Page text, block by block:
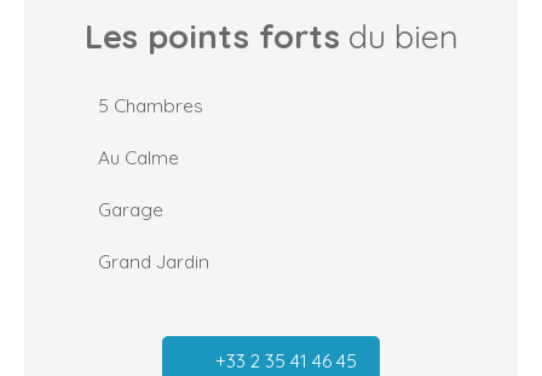
Les points forts du bien
5 Chambres
Au Calme
Garage
Grand Jardin
+33 2 35 41 46 45